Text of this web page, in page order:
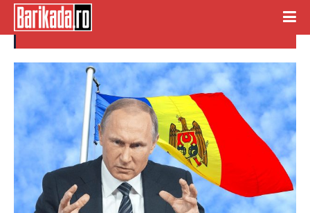
terorism economic